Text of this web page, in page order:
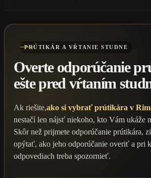
PRÚTIKÁR A VŔTANIE STUDNE
Overte odporúčanie
ešte pred vŕtaním
Ak riešite,ako si vybrať prútikára v
nestačí len nájsť niekoho, kto Vám ukáže
Skôr než prijmete odporúčanie prútikára,
opýtať, ako jeho odporúčanie overiť a pri
odpovediach treba spozornieť.